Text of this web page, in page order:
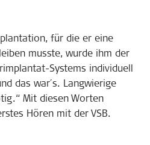
für die er eine
musste, wurde ihm der
Systems individuell
das war´s. Langwierige
Mit diesen Worten
Hören mit der VSB.